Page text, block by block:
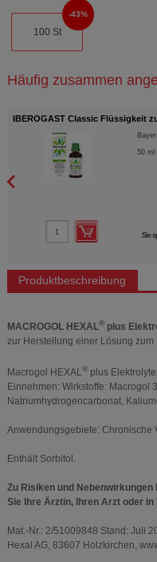
100 St
43%
Häufig zusammen
MOVICOL Beutel
Produktbeschreibung
MACROGOL HEXAL®plus
zur Herstellung einer Lösung zum
Macrogol HEXAL®plus
Einnehmen: Wirkstoffe: Macrogol
Natriumhydrogencarbonat,
Anwendungsgebiete: Chronische
Enthält Sorbitol.
Zu Risiken und
Sie Ihre Ärztin, Ihren Arzt oder
Mat.-Nr.: 2/51009848 Stand: Juli
Hexal AG, 83607 Holzkirchen,